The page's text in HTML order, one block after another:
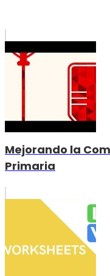
Mejorando la
Primaria